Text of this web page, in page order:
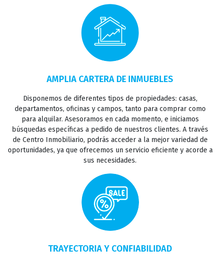
CONTACTO
AMPLIA CARTERA DE INMUEBLES
Disponemos de diferentes tipos de propiedades: casas,
departamentos, oficinas y campos, tanto para comprar como
para alquilar. Asesoramos en cada momento, e iniciamos
búsquedas específicas a pedido de nuestros clientes. A través
de Centro Inmobiliario, podrás acceder a la mejor variedad de
oportunidades, ya que ofrecemos un servicio eficiente y acorde a
sus necesidades.
TRAYECTORIA Y CONFIABILIDAD